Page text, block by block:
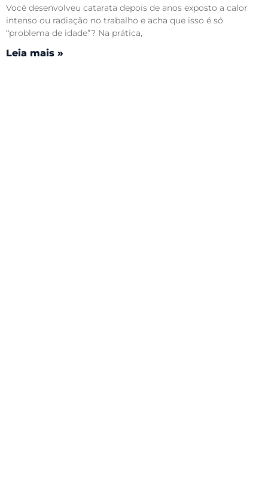
Você desenvolveu catarata depois de anos exposto a calor
intenso ou radiação no trabalho e acha que isso é só
“problema de idade”? Na prática,
Leia mais »